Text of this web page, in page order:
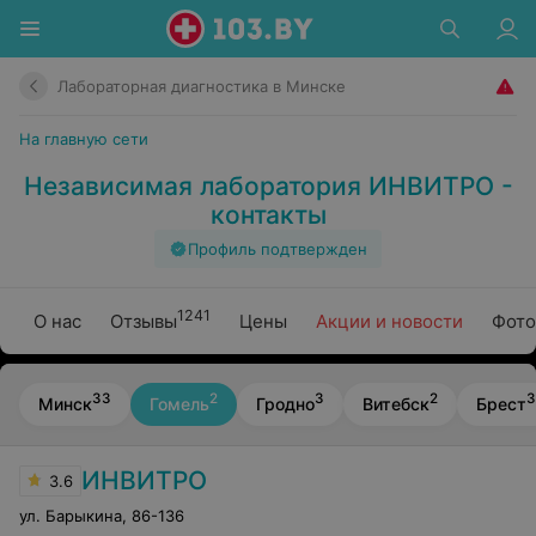
Лабораторная диагностика в Минске
На главную сети
Независимая лаборатория ИНВИТРО -
контакты
Профиль подтвержден
О нас Отзывы1241 Цены Акции и новости
Минск33 Гомель2 Гродно3 Витебск2 Брест3
3.6 ИНВИТРО
ул. Барыкина 86-136